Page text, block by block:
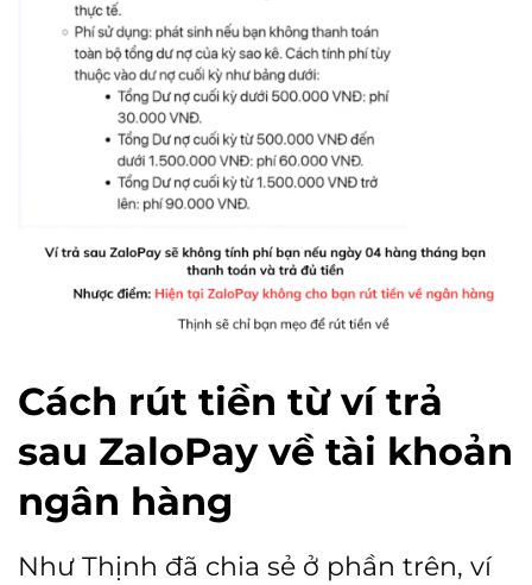
Cách rút tiền từ ví trả
sau ZaloPay về tài khoản
ngân hàng
Như Thịnh đã chia sẻ ở phần trên, ví